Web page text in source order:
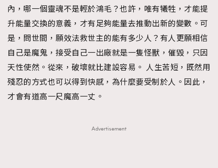
內，哪一個靈魂不是輕於鴻毛？也許，唯有犧牲，才能提
升能量交換的意義，才有足夠能量去推動出新的變數。可
是，問世間，願效法救世主的能有多少人？有人更願相信
自己是魔鬼，接受自己一出廠就是一隻怪獸，催毀，只因
天性使然。從來，破壞就比建設容易。 人生苦短，既然用
殘忍的方式也可以得到快感，為什麼要受制於人。因此，
才會有道高一尺魔高一丈。
Advertisement